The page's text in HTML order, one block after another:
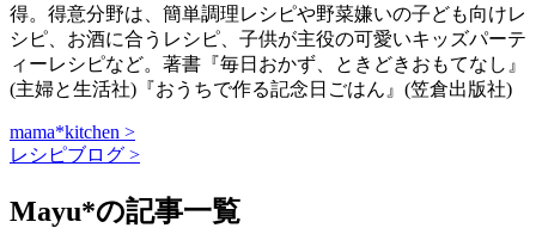
得。得意分野は、簡単調理レシピや野菜嫌いの子ども向けレ
シピ、お酒に合うレシピ、子供が主役の可愛いキッズパーテ
ィーレシピなど。著書『毎日おかず、ときどきおもてなし』
(主婦と生活社)『おうちで作る記念日ごはん』(笠倉出版社)
mama*kitchen >
レシピブログ >
Mayu*の記事一覧